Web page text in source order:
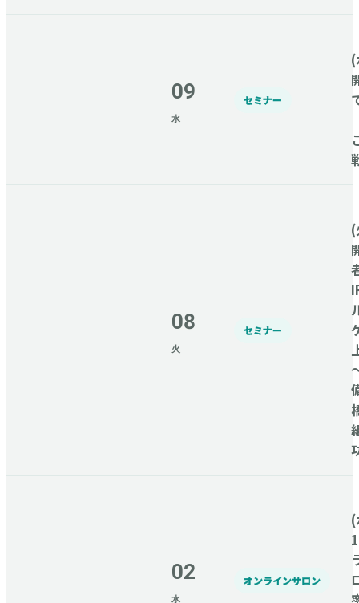
09
水
セミナー
08
火
セミナー
02
水
オンラインサロン